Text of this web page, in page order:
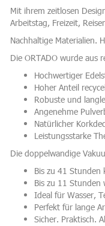
Mit ihrem zeitlosen
Arbeitstag, Freizeit,
Nachhaltige Materialien.
Die ORTADO wurde aus
Hochwertiger
Hoher Anteil
Robuste und
Angenehme
Natürlicher
Leistungsstarke
Die doppelwandige
Bis zu 41 Stunden
Bis zu 11 Stunden
Ideal für Wasser,
Perfekt für lange
Sicher. Praktisch.